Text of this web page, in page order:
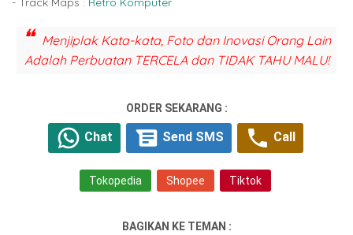
Menjiplak Kata-kata, Foto dan Inovasi Orang Lain
Adalah Perbuatan TERCELA dan TIDAK TAHU MALU!
ORDER SEKARANG :
Chat Send SMS Call
Tokopedia Shopee Tiktok
BAGIKAN KE TEMAN :